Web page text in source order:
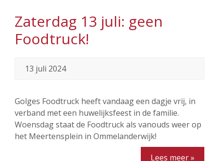
Zaterdag 13 juli: geen
Foodtruck!
13 juli 2024
Golges Foodtruck heeft vandaag een dagje vrij, in
verband met een huwelijksfeest in de familie.
Woensdag staat de Foodtruck als vanouds weer op
het Meertensplein in Ommelanderwijk!
Lees meer »